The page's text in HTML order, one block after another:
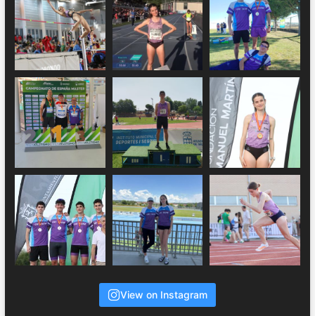
View on Instagram